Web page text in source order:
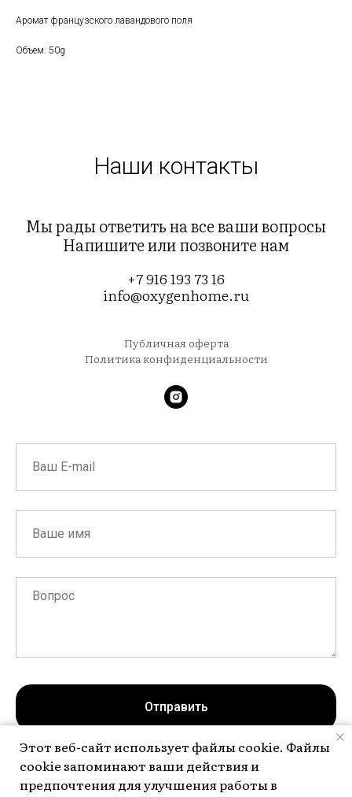
Аромат французского лавандового поля
Объем: 50g
Наши контакты
Мы рады ответить на все ваши вопросы
Напишите или позвоните нам
+7 916 193 73 16
info@oxygenhome.ru
Публичная оферта
Политика конфиденциальности
Отправить
Нажимая на кнопку, вы даете согласие на обработку персональных
данных и соглашаетесь cполитикой конфиденциальности
Этот веб-сайт использует файлы cookie. Файлы
cookie запоминают ваши действия и
предпочтения для улучшения работы в